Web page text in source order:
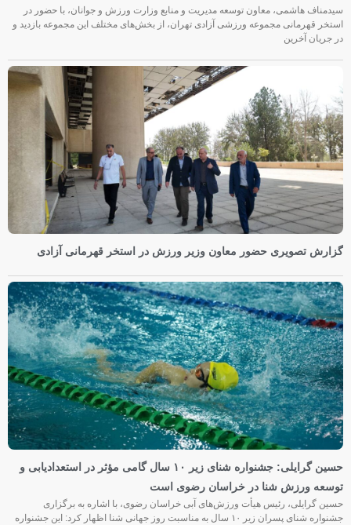
سیدمناف هاشمی، معاون توسعه مدیریت و منابع وزارت ورزش و جوانان، با حضور در
استخر قهرمانی مجموعه ورزشی آزادی تهران، از بخش‌های مختلف این مجموعه بازدید و
در جریان آخرین
گزارش تصویری حضور معاون وزیر ورزش در استخر قهرمانی آزادی
حسین گرایلی: جشنواره شنای زیر ۱۰ سال گامی مؤثر در استعدادیابی و
توسعه ورزش شنا در خراسان رضوی است
حسین گرایلی، رئیس هیأت ورزش‌های آبی خراسان رضوی، با اشاره به برگزاری
جشنواره شنای پسران زیر ۱۰ سال به مناسبت روز جهانی شنا اظهار کرد: این جشنواره